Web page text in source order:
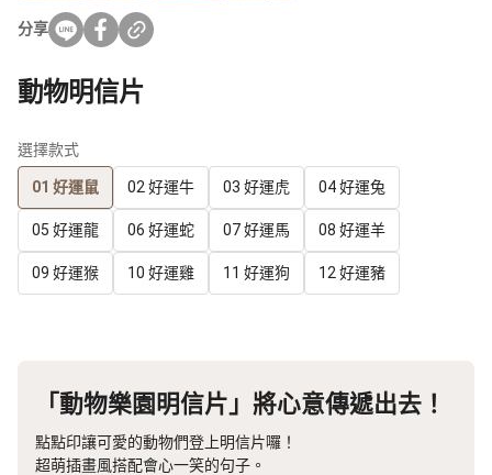
分享
動物明信片
選擇款式
01 好運鼠 02 好運牛 03 好運虎 04 好運兔
05 好運龍 06 好運蛇 07 好運馬 08 好運羊
09 好運猴 10 好運雞 11 好運狗 12 好運豬
「動物樂園明信片」將心意傳遞出去！
點點印讓可愛的動物們登上明信片囉！
超萌插畫風搭配會心一笑的句子。